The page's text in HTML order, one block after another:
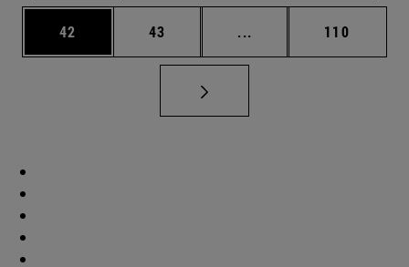
Página
42 Página
43 ... Páginas intermedias
Página
110